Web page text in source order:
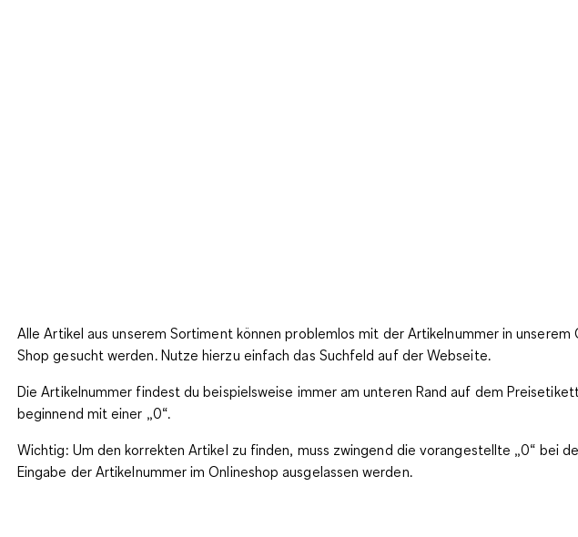
Alle Artikel aus unserem Sortiment können problemlos mit der Artikelnummer in unserem
Shop gesucht werden. Nutze hierzu einfach das Suchfeld auf der Webseite.
Die Artikelnummer findest du beispielsweise immer am unteren Rand auf dem
beginnend mit einer „0“.
Wichtig: Um den korrekten Artikel zu finden, muss zwingend die vorangestellte „0“ bei
Eingabe der Artikelnummer im Onlineshop ausgelassen werden.